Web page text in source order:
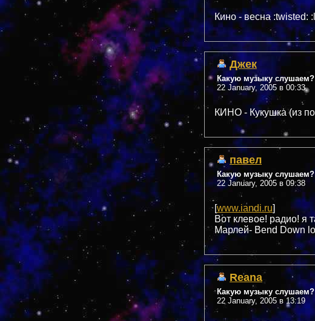
Кино - весна :twisted:
Джек
Какую музыку слушаем?
22 January, 2005 в 00:33
КИНО - Кукушка (из
павел
Какую музыку слушаем?
22 January, 2005 в 09:38
[www.iandi.ru]
Вот клевое! радио! я
Марлей- Bend Down
Reana
Какую музыку слушаем?
22 January, 2005 в 13:19